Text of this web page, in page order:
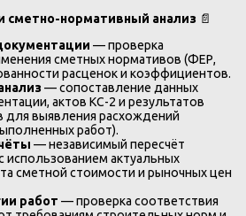
сметно-нормативный анализ 📄
— проверка
сметных нормативов (ФЕР,
расценок и коэффициентов.
— сопоставление данных
актов КС-2 и результатов
для выявления расхождений
работ).
— независимый пересчёт
использованием актуальных
сметной стоимости и рыночных цен
работ — проверка соответствия